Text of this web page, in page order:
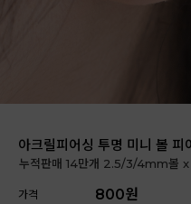
아크릴피어싱 투명 미니 볼 피
누적판매 14만개 2.5/3/4mm볼
가격 800원